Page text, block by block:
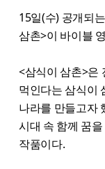
15일(수) 공개되
삼촌>이 바이블
<삼식이 삼촌>은
먹인다는 삼식이
나라를 만들고자
시대 속 함께 꿈
작품이다.